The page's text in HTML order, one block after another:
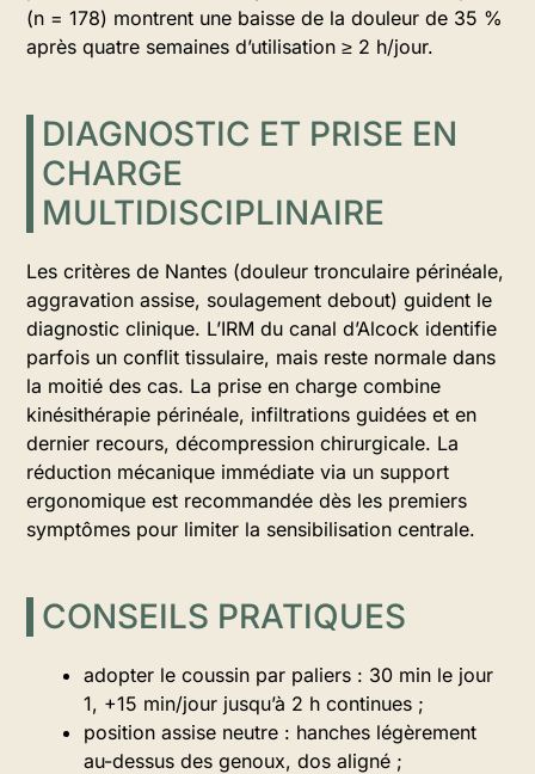
(n = 178) montrent une baisse de la douleur de 35 %
après quatre semaines d’utilisation ≥ 2 h/jour.
DIAGNOSTIC ET PRISE EN
CHARGE
MULTIDISCIPLINAIRE
Les critères de Nantes (douleur tronculaire périnéale,
aggravation assise, soulagement debout) guident le
diagnostic clinique. L’IRM du canal d’Alcock identifie
parfois un conflit tissulaire, mais reste normale dans
la moitié des cas. La prise en charge combine
kinésithérapie périnéale, infiltrations guidées et en
dernier recours, décompression chirurgicale. La
réduction mécanique immédiate via un support
ergonomique est recommandée dès les premiers
symptômes pour limiter la sensibilisation centrale.
CONSEILS PRATIQUES
adopter le coussin par paliers : 30 min le jour
1, +15 min/jour jusqu’à 2 h continues ;
position assise neutre : hanches légèrement
au-dessus des genoux, dos aligné ;